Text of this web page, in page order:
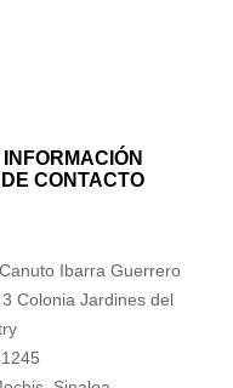
INFORMACIÓN
DE CONTACTO
Ibarra Guerrero
Colonia Jardines del